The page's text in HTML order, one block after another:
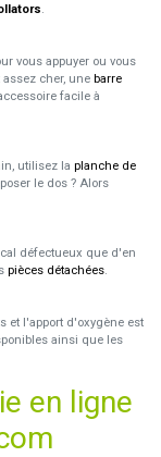
.
vous appuyer ou vous
cher, une barre
facile à
utilisez la planche de
le dos ? Alors
défectueux que d'en
pièces détachées.
et l'apport d'oxygène est
ainsi que les
en ligne